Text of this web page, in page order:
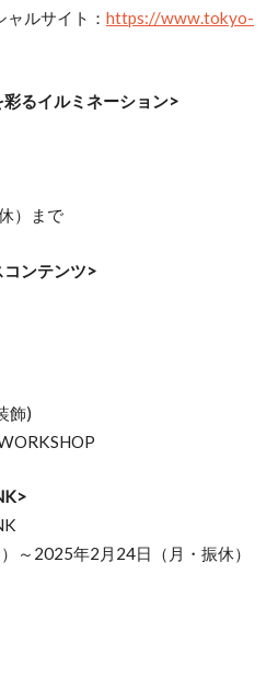
ルサイト： https://www.tokyo-
るイルミネーション>
）まで
ンテンツ>
飾)
～2025年2月24日（月・ 振休）